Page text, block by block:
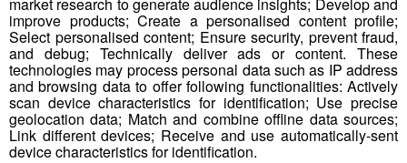
À travers cette réalisation, les collégiens ont souhaité
sensibiliser au harcèlement scolaire en mettant en image
ses mécanismes, ses conséquences et surtout
l’importance de libérer la parole et de briser l’isolement.
Un travail collectif fort, à la fois artistique et engagé, qui a
su convaincre le jury national.
improve products; Create a personalised content profile;
Select personalised content; Ensure security, prevent fraud,
and debug; Technically deliver ads or content. These
technologies may process personal data such as IP address
and browsing data to offer following functionalities: Actively
scan device characteristics for identification; Use precise
geolocation data; Match and combine offline data sources;
Link different devices; Receive and use automatically-sent
device characteristics for identification.